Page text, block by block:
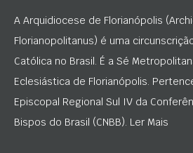
A Arquidiocese de Florianópolis
Florianopolitanus) é uma
Católica no Brasil. É a Sé
Eclesiástica de Florianópolis.
Episcopal Regional Sul IV da
Bispos do Brasil (CNBB). Ler Mais